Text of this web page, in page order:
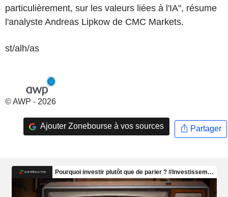
particulièrement, sur les valeurs liées à l'IA", résume
l'analyste Andreas Lipkow de CMC Markets.
st/alh/as
© AWP - 2026
Ajouter Zonebourse à vos sources Partager